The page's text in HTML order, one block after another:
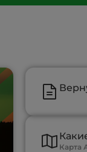
Карта